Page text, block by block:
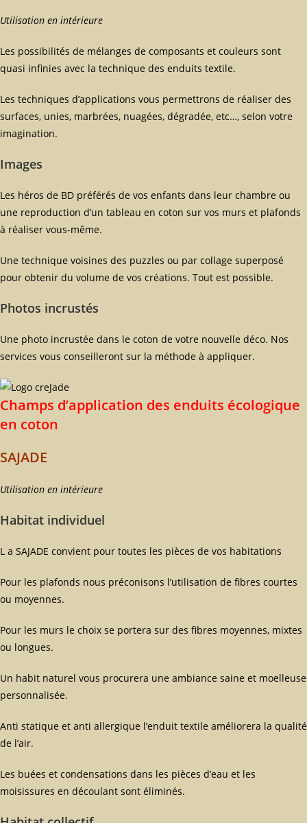
Utilisation en intérieure
Les possibilités de mélanges de composants et couleurs sont
quasi infinies avec la technique des enduits textile.
Les techniques d’applications vous permettrons de réaliser des
surfaces, unies, marbrées, nuagées, dégradée, etc…, selon votre
imagination.
Images
Les héros de BD préférés de vos enfants dans leur chambre ou
une reproduction d’un tableau en coton sur vos murs et plafonds
à réaliser vous-même.
Une technique voisines des puzzles ou par collage superposé
pour obtenir du volume de vos créations. Tout est possible.
Photos incrustés
Une photo incrustée dans le coton de votre nouvelle déco. Nos
services vous conseilleront sur la méthode à appliquer.
Champs d’application des enduits écologique
en coton
SAJADE
Utilisation en intérieure
Habitat individuel
L a SAJADE convient pour toutes les pièces de vos habitations
Pour les plafonds nous préconisons l’utilisation de fibres courtes
ou moyennes.
Pour les murs le choix se portera sur des fibres moyennes, mixtes
ou longues.
Un habit naturel vous procurera une ambiance saine et moelleuse
personnalisée.
Anti statique et anti allergique l’enduit textile améliorera la qualité
de l’air.
Les buées et condensations dans les pièces d’eau et les
moisissures en découlant sont éliminés.